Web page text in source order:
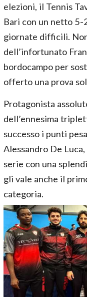
elezioni, il Tennis
Bari con un netto 5-
giornate difficili.
dell’infortunato
bordocampo per
offerto una prova
Protagonista
dell’ennesima
successo i punti
Alessandro De
serie con una
gli vale anche il
categoria.